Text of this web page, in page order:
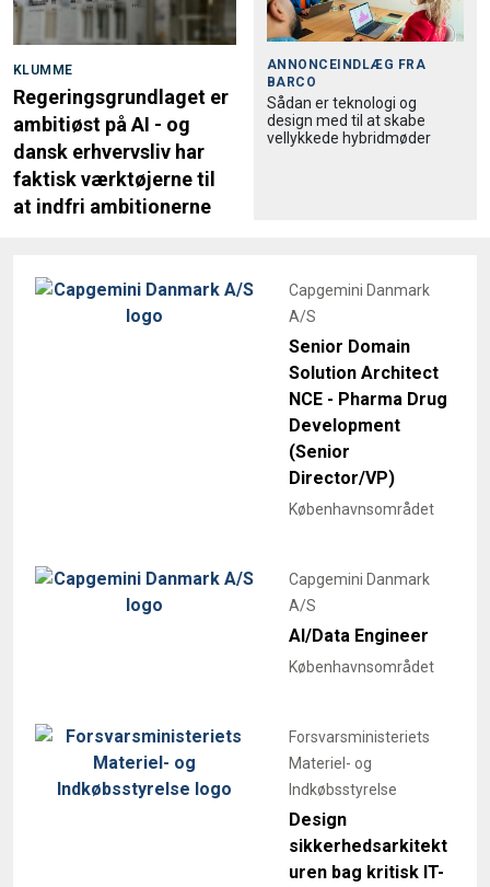
KLUMME
Regeringsgrundlaget er
ambitiøst på AI - og
dansk erhvervsliv har
faktisk værktøjerne til
at indfri ambitionerne
ANNONCEINDLÆG FRA
BARCO
Sådan er teknologi og
design med til at skabe
vellykkede hybridmøder
Capgemini Danmark
A/S
Senior Domain
Solution Architect
NCE - Pharma Drug
Development
(Senior
Director/VP)
Københavnsområdet
Capgemini Danmark
A/S
AI/Data Engineer
Københavnsområdet
Forsvarsministeriets
Materiel- og
Indkøbsstyrelse
Design
sikkerhedsarkitekt
uren bag kritisk IT-